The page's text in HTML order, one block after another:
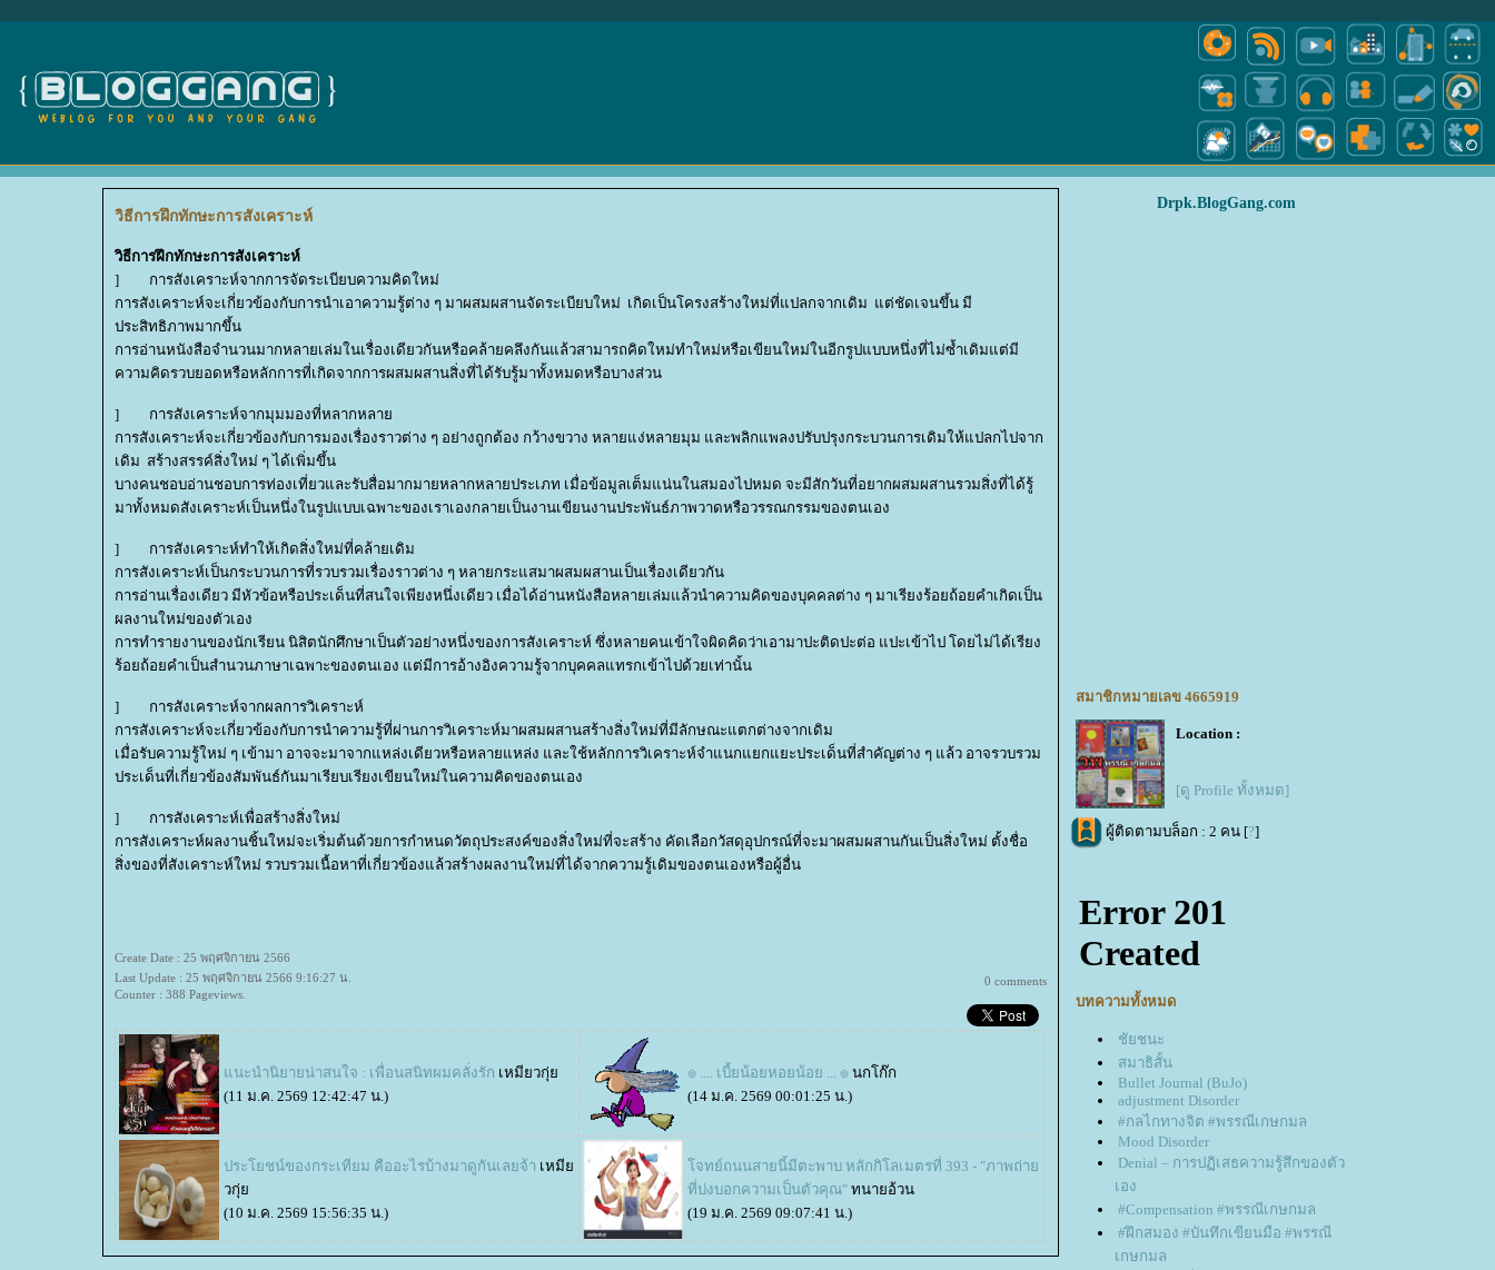
วิธีการฝึกทักษะการสังเคราะห์
วิธีการฝึกทักษะการสังเคราะห์
] การสังเคราะห์จากการจัดระเบียบความคิดใหม่
การสังเคราะห์จะเกี่ยวข้องกับการนำเอาความรู้ต่าง ๆ มาผสมผสานจัดระเบียบใหม่ เกิดเป็นโครงสร้างใหม่ที่แปลกจากเดิม แต่ชัดเจนขึ้น มี
ประสิทธิภาพมากขึ้น
การอ่านหนังสือจำนวนมากหลายเล่มในเรื่องเดียวกันหรือคล้ายคลึงกันแล้วสามารถคิดใหม่ทำใหม่หรือเขียนใหม่ในอีกรูปแบบหนึ่งที่ไม่ซ้ำเดิมแต่มี
ความคิดรวบยอดหรือหลักการที่เกิดจากการผสมผสานสิ่งที่ได้รับรู้มาทั้งหมดหรือบางส่วน
] การสังเคราะห์จากมุมมองที่หลากหลา
การสังเคราะห์จะเกี่ยวข้องกับการมองเรื่องราวต่าง ๆ อย่างถูกต้อง กว้างขวาง หลายแง่หลายมุม และพลิกแพลงปรับปรุงกระบวนการเดิมให้แปลกไปจาก
เดิม สร้างสรรค์สิ่งใหม่ ๆ ได้เพิ่มขึ้น
บางคนชอบอ่านชอบการท่องเที่ยวและรับสื่อมากมายหลากหลายประเภท เมื่อข้อมูลเต็มแน่นในสมองไปหมด จะมีสักวันที่อยากผสมผสานรวมสิ่งที่ได้รู้
มาทั้งหมดสังเคราะห์เป็นหนึ่งในรูปแบบเฉพาะของเราเองกลายเป็นงานเขียนงานประพันธ์ภาพวาดหรือวรรณกรรมของตนเอง
] การสังเคราะห์ทำให้เกิดสิ่งใหม่ที่คล้ายเดิม
การสังเคราะห์เป็นกระบวนการที่รวบรวมเรื่องราวต่าง ๆ หลายกระแสมาผสมผสานเป็นเรื่องเดียวกัน
การอ่านเรื่องเดียว มีหัวข้อหรือประเด็นที่สนใจเพียงหนึ่งเดียว เมื่อได้อ่านหนังสือหลายเล่มแล้วนำความคิดของบุคคลต่าง ๆ มาเรียงร้อยถ้อยคำเกิดเป็น
ผลงานใหม่ของตัวเอง
การทำรายงานของนักเรียน นิสิตนักศึกษาเป็นตัวอย่างหนึ่งของการสังเคราะห์ ซึ่งหลายคนเข้าใจผิดคิดว่าเอามาปะติดปะต่อ แปะเข้าไป โดยไม่ได้เรียง
ร้อยถ้อยคำเป็นสำนวนภาษาเฉพาะของตนเอง แต่มีการอ้างอิงความรู้จากบุคคลแทรกเข้าไปด้วยเท่านั้น
] การสังเคราะห์จากผลการวิเคราะห์
การสังเคราะห์จะเกี่ยวข้องกับการนำความรู้ที่ผ่านการวิเคราะห์มาผสมผสานสร้างสิ่งใหม่ที่มีลักษณะแตกต่างจากเดิม
เมื่อรับความรู้ใหม่ ๆ เข้ามา อาจจะมาจากแหล่งเดียวหรือหลายแหล่ง และใช้หลักการวิเคราะห์จำแนกแยกแยะประเด็นที่สำคัญต่าง ๆ แล้ว อาจรวบรวม
ประเด็นที่เกี่ยวข้องสัมพันธ์กันมาเรียบเรียงเขียนใหม่ในความคิดของตนเอง
] การสังเคราะห์เพื่อสร้างสิ่งใหม่
การสังเคราะห์ผลงานชิ้นใหม่จะเริ่มต้นด้วยการกำหนดวัตถุประสงค์ของสิ่งใหม่ที่จะสร้าง คัดเลือกวัสดุอุปกรณ์ที่จะมาผสมผสานกันเป็นสิ่งใหม่ ตั้งชื่อ
สิ่งของที่สังเคราะห์ใหม่ รวบรวมเนื้อหาที่เกี่ยวข้องแล้วสร้างผลงานใหม่ที่ได้จากความรู้เดิมของตนเองหรือผู้อื่น
Create Date : 25 พฤศจิกายน 2566
Last Update : 25 พฤศจิกายน 2566 9:16:27 น.
Counter : 388 Pageviews.
0 comments
นะนำนิยายน่าสนใจ : เพื่อนสนิทผมคลั่งรัก เหมียวกุ่
(11 ม.ค. 2569 12:42:47 น.)
๏ .... เบี้ยน้อยหอยน้อย ... ๏ นกโก๊ก
(14 ม.ค. 2569 00:01:25 น.)
ประโยชน์ของกระเทียม คืออะไรบ้างมาดูกันเลยจ้า เหมี
วกุ่
(10 ม.ค. 2569 15:56:35 น.)
จทย์ถนนสายนี้มีตะพาบ หลักกิโลเมตรที่ 393 - "ภาพถ่า
ที่บ่งบอกความเป็นตัวคุณ" ทนายอ้วน
(19 ม.ค. 2569 09:07:41 น.)
Drpk.BlogGang.com
สมาชิกหมายเลข 4665919
Location :
[ดู Profile ทั้งหมด]
ผู้ติดตามบล็อก : 2 คน [?]
บทความทั้งหมด
ชัยชนะ
สมาธิสั้น
Bullet Journal (BuJo)
adjustment Disorder
#กลไกทางจิต #พรรณีเกษกมล
Mood Disorder
Denial – การปฏิเสธความรู้สึกของตัว
เอง
#Compensation #พรรณีเกษกมล
#ฝึกสมอง #บันทึกเขียนมือ #พรรณี
เกษกมล